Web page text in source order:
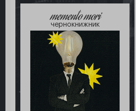
memento mori
чернокнижник